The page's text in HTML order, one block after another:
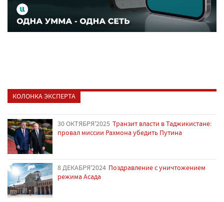
КОЛОНКА ЭКСПЕРТА
30 ОКТЯБРЯ'2025 Транзит власти в Таджикистане:
провал миссии Рахмона убедить Путина
8 ДЕКАБРЯ'2024 Поздравление с уничтожением
режима Асада